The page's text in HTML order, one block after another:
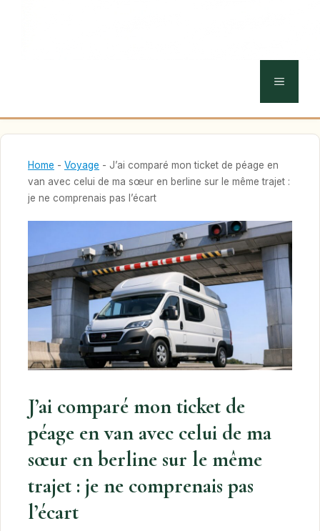
MENU
Home - Voyage - J’ai comparé mon ticket de péage en
van avec celui de ma sœur en berline sur le même trajet :
je ne comprenais pas l’écart
J’ai comparé mon ticket de
péage en van avec celui de ma
sœur en berline sur le même
trajet : je ne comprenais pas
l’écart